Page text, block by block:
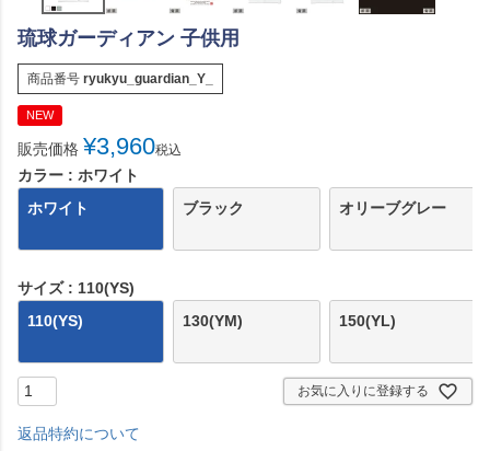
琉球ガーディアン 子供用
商品番号 ryukyu_guardian_Y_
NEW
販売価格 ¥3,960税込
カラー
ホワイト
ホワイト
ブラック オリーブグレー
サイズ
110(YS)
110(YS)
130(YM) 150(YL)
お気に入りに登録する
返品特約について